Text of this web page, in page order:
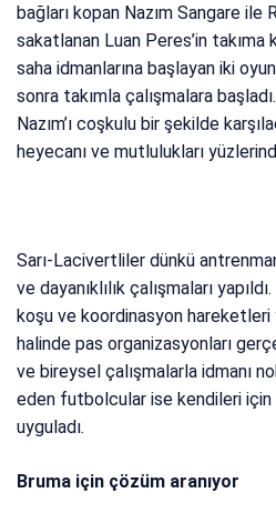
bağları kopan Nazım Sangare ile
sakatlanan Luan Peres’in takıma
saha idmanlarına başlayan iki
sonra takımla çalışmalara
Nazım’ı coşkulu bir şekilde
heyecanı ve mutlulukları
Sarı-Lacivertliler dünkü
ve dayanıklılık çalışmaları
koşu ve koordinasyon hareketleri
halinde pas organizasyonları
ve bireysel çalışmalarla idmanı
eden futbolcular ise kendileri için
uyguladı.
Bruma için çözüm aranıyor